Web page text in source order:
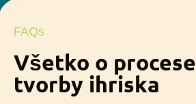
FAQs
Všetko o procese
tvorby ihriska